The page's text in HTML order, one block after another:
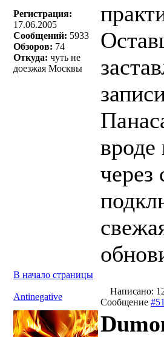
Регистрация:
17.06.2005
Сообщений: 5933
Обзоров: 74
Откуда: чуть не
доезжая Москвы
через
В начало страницы
Antinegative
Написано:
Сообщение